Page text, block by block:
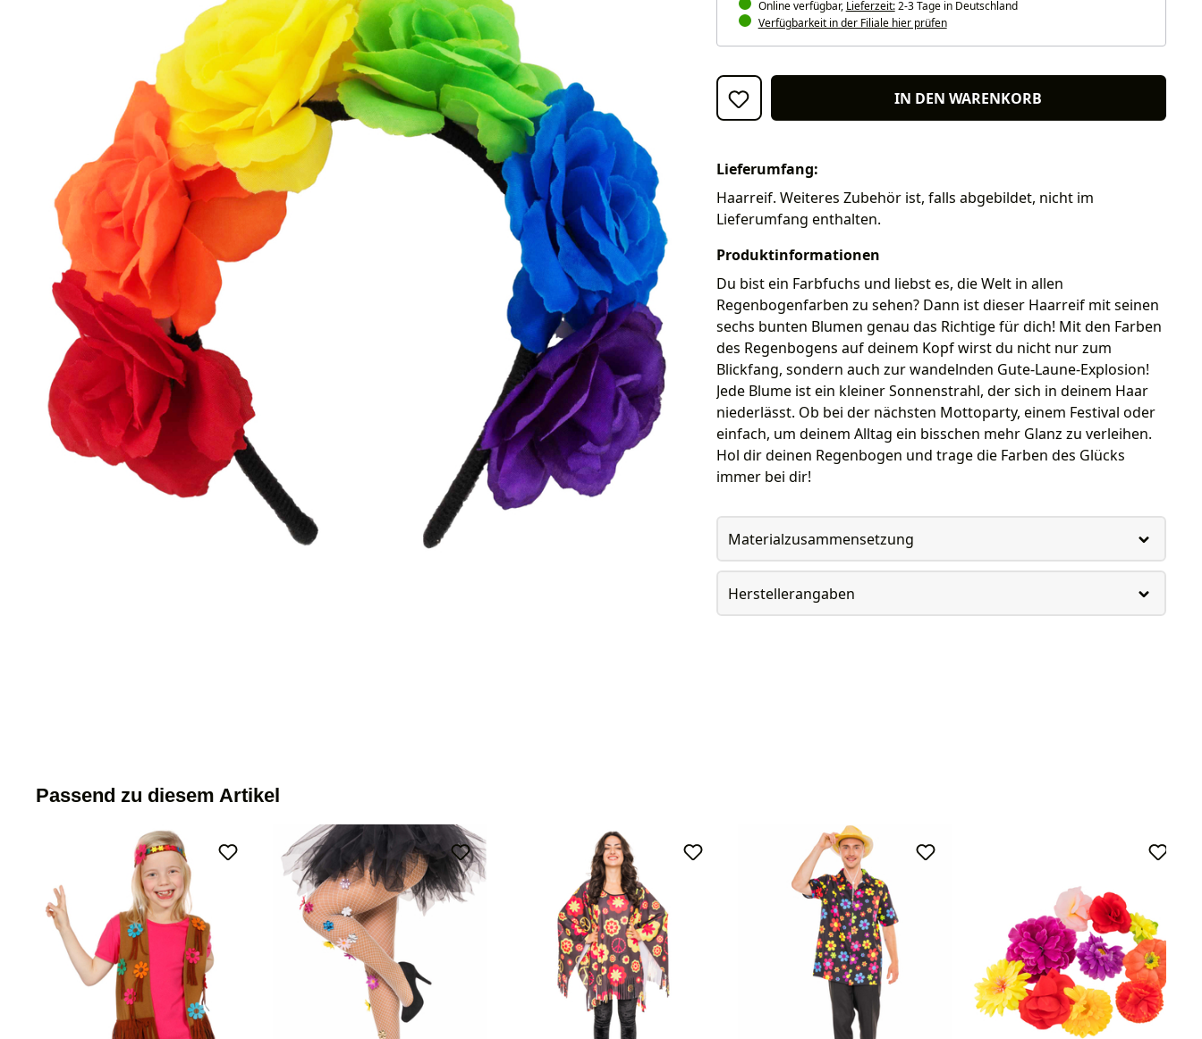
Online verfügbar, Lieferzeit:2-3 Tage in Deutschland
Verfügbarkeit in der Filiale hier prüfen
IN DEN WARENKORB
Lieferumfang:
Haarreif. Weiteres Zubehör ist, falls abgebildet, nicht im
Lieferumfang enthalten.
Produktinformationen
Du bist ein Farbfuchs und liebst es, die Welt in allen
Regenbogenfarben zu sehen? Dann ist dieser Haarreif mit seinen
sechs bunten Blumen genau das Richtige für dich! Mit den Farben
des Regenbogens auf deinem Kopf wirst du nicht nur zum
Blickfang, sondern auch zur wandelnden Gute-Laune-Explosion!
Jede Blume ist ein kleiner Sonnenstrahl, der sich in deinem Haar
niederlässt. Ob bei der nächsten Mottoparty, einem Festival oder
einfach, um deinem Alltag ein bisschen mehr Glanz zu verleihen.
Hol dir deinen Regenbogen und trage die Farben des Glücks
immer bei dir!
Materialzusammensetzung
Herstellerangaben
Passend zu diesem Artikel